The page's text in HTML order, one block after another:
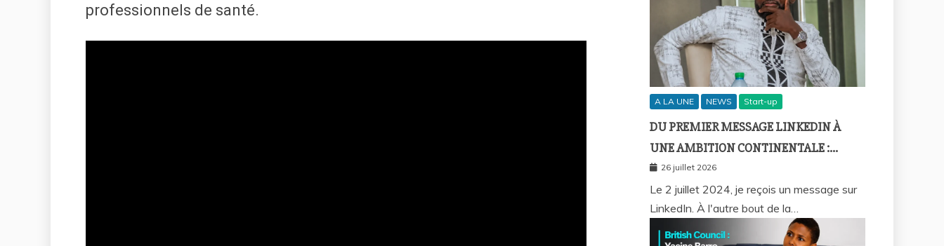
professionnels de santé.
A LA UNE NEWS Start-up
DU PREMIER MESSAGE LINKEDIN À
UNE AMBITION CONTINENTALE :
L’HISTOIRE CONTINUE AVEC BIRAHIM
FALL ET BICTORYS
26 juillet 2026
Le 2 juillet 2024, je reçois un message sur
LinkedIn. À l'autre bout de la…